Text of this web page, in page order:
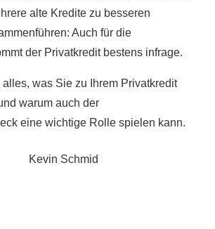
alte Kredite zu besseren
Auch für die
der Privatkredit bestens infrage.
alles, was Sie zu Ihrem Privatkredit
warum auch der
eine wichtige Rolle spielen kann.